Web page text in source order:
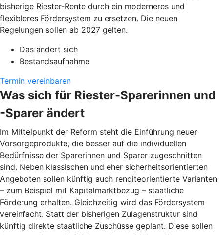
bisherige Riester-Rente durch ein moderneres und
flexibleres Fördersystem zu ersetzen. Die neuen
Regelungen sollen ab 2027 gelten.
Das ändert sich
Bestandsaufnahme
Termin vereinbaren
Was sich für Riester-Sparerinnen und
-Sparer ändert
Im Mittelpunkt der Reform steht die Einführung neuer
Vorsorgeprodukte, die besser auf die individuellen
Bedürfnisse der Sparerinnen und Sparer zugeschnitten
sind. Neben klassischen und eher sicherheitsorientierten
Angeboten sollen künftig auch renditeorientierte Varianten
– zum Beispiel mit Kapitalmarktbezug – staatliche
Förderung erhalten. Gleichzeitig wird das Fördersystem
vereinfacht. Statt der bisherigen Zulagenstruktur sind
künftig direkte staatliche Zuschüsse geplant. Diese sollen